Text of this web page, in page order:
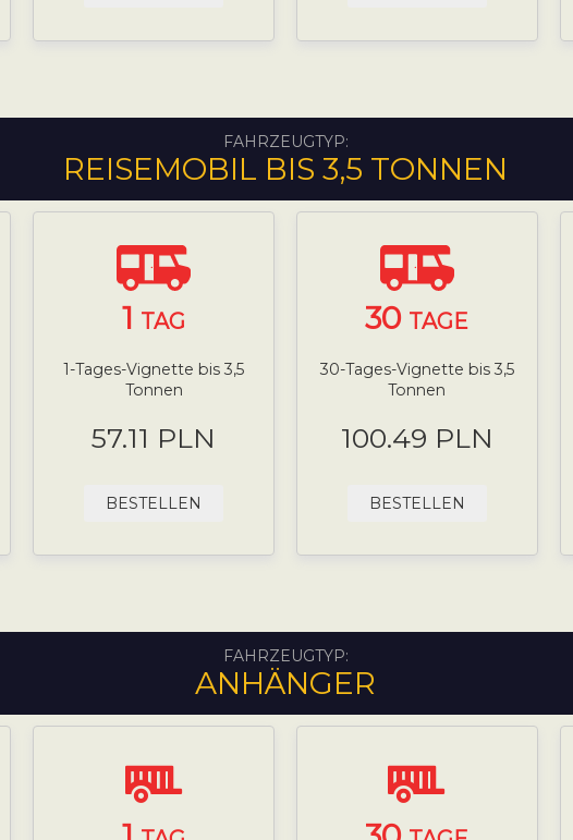
FAHRZEUGTYP:
REISEMOBIL BIS 3,5 TONNEN
1 TAG
1-Tages-Vignette bis 3,5
Tonnen
57.11 PLN
BESTELLEN
30 TAGE
30-Tages-Vignette bis 3,5
Tonnen
100.49 PLN
BESTELLEN
FAHRZEUGTYP:
ANHÄNGER